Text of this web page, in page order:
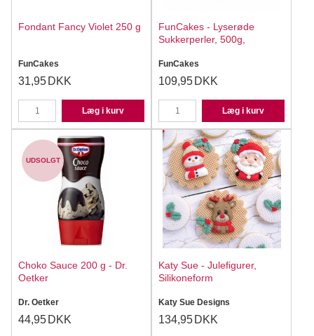
Fondant Fancy Violet 250 g
FunCakes
31,95 DKK
Læg i kurv
FunCakes - Lyserøde
Sukkerperler, 500g,
FunCakes
109,95 DKK
Læg i kurv
UDSOLGT
Choko Sauce 200 g - Dr.
Oetker
Dr. Oetker
44,95 DKK
Katy Sue - Julefigurer,
Silikoneform
Katy Sue Designs
134,95 DKK